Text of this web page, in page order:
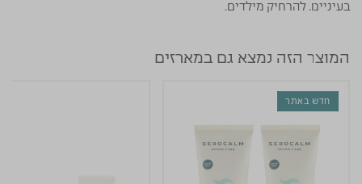
בעיניים. להרחיק מילדים.
המוצר הזה נמצא גם במארזים
חדש באתר